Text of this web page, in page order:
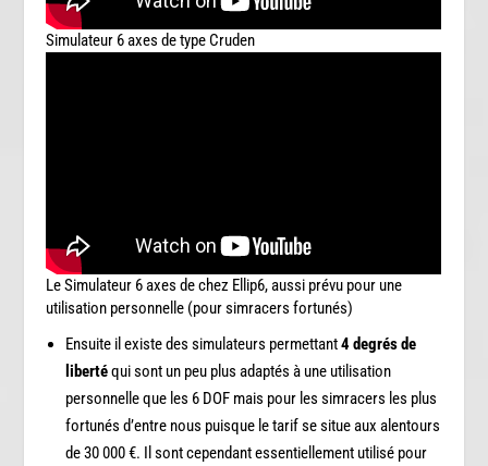
Simulateur 6 axes de type Cruden
Le Simulateur 6 axes de chez Ellip6, aussi prévu pour une
utilisation personnelle (pour simracers fortunés)
Ensuite il existe des simulateurs permettant4 degrés de
libertéqui sont un peu plus adaptés à une utilisation
personnelle que les 6 DOF mais pour les simracers les plus
fortunés d’entre nous puisque le tarif se situe aux alentours
de 30 000 €. Il sont cependant essentiellement utilisé pour